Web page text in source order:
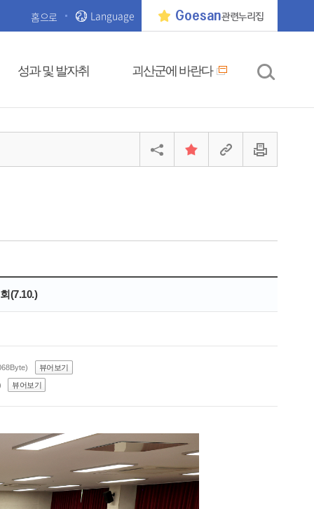
홈으로 Language Goesan관련누리집
성과 및 발자취 괴산군에 바란다
(7.10.)
뷰어보기
뷰어보기